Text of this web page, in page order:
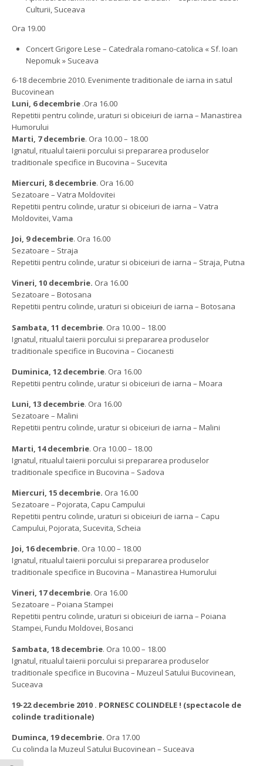
Culturii, Suceava
Ora 19.00
Concert Grigore Lese – Catedrala romano-catolica « Sf. Ioan
Nepomuk » Suceava
6-18 decembrie 2010. Evenimente traditionale de iarna in satul
Bucovinean
Luni, 6 decembrie .Ora 16.00
Repetitii pentru colinde, uraturi si obiceiuri de iarna – Manastirea
Humorului
Marti, 7 decembrie. Ora 10.00 – 18.00
Ignatul, ritualul taierii porcului si prepararea produselor
traditionale specifice in Bucovina – Sucevita
Miercuri, 8 decembrie. Ora 16.00
Sezatoare – Vatra Moldovitei
Repetitii pentru colinde, uratur si obiceiuri de iarna – Vatra
Moldovitei, Vama
Joi, 9 decembrie. Ora 16.00
Sezatoare – Straja
Repetitii pentru colinde, uratur si obiceiuri de iarna – Straja, Putna
Vineri, 10 decembrie. Ora 16.00
Sezatoare – Botosana
Repetitii pentru colinde, uraturi si obiceiuri de iarna – Botosana
Sambata, 11 decembrie. Ora 10.00 – 18.00
Ignatul, ritualul taierii porcului si prepararea produselor
traditionale specifice in Bucovina – Ciocanesti
Duminica, 12 decembrie. Ora 16.00
Repetitii pentru colinde, uratur si obiceiuri de iarna – Moara
Luni, 13 decembrie. Ora 16.00
Sezatoare – Malini
Repetitii pentru colinde, uratur si obiceiuri de iarna – Malini
Marti, 14 decembrie. Ora 10.00 – 18.00
Ignatul, ritualul taierii porcului si prepararea produselor
traditionale specifice in Bucovina – Sadova
Miercuri, 15 decembrie. Ora 16.00
Sezatoare – Pojorata, Capu Campului
Repetitii pentru colinde, uraturi si obiceiuri de iarna – Capu
Campului, Pojorata, Sucevita, Scheia
Joi, 16 decembrie. Ora 10.00 – 18.00
Ignatul, ritualul taierii porcului si prepararea produselor
traditionale specifice in Bucovina – Manastirea Humorului
Vineri, 17 decembrie. Ora 16.00
Sezatoare – Poiana Stampei
Repetitii pentru colinde, uraturi si obiceiuri de iarna – Poiana
Stampei, Fundu Moldovei, Bosanci
Sambata, 18 decembrie. Ora 10.00 – 18.00
Ignatul, ritualul taierii porcului si prepararea produselor
traditionale specifice in Bucovina – Muzeul Satului Bucovinean,
Suceava
19-22 decembrie 2010 . PORNESC COLINDELE ! (spectacole de
colinde traditionale)
Duminca, 19 decembrie. Ora 17.00
Cu colinda la Muzeul Satului Bucovinean – Suceava